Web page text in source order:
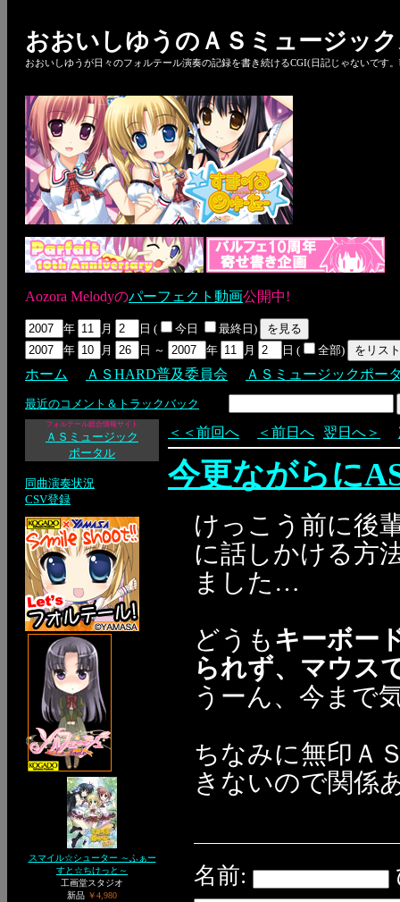
おおいしゆうのＡＳミュージッ
おおいしゆうが日々のフォルテール演奏の記録を書き続けるCGI(日記じゃないです
Aozora Melodyのパーフェクト動画公開中!
年 月 日 ( 今日
最終日)
年
月 日 ～ 年 月 日 ( 全部)
ホーム ＡＳHARD普及委員会 ＡＳミュージックポー
最近のコメント＆トラックバック
フォルテール総合情報サイト
ＡＳミュージック
ポータル
同曲演奏状況
CSV登録
スマイル☆シューター ～ふぁー
すと☆ちけっと～
工画堂スタジオ
新品 ￥4,980
＜＜前回へ ＜前日へ 翌日へ＞
今更ながらに
けっこう前に後
に話しかける方
ました…
どうも キーボー
られず、マウス
うーん、今まで
ちなみに無印Ａ
きないので関係
名前: